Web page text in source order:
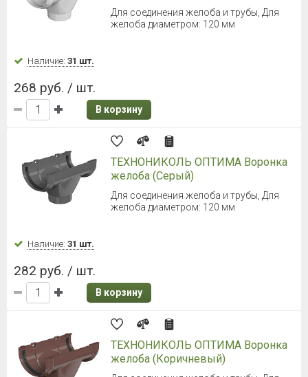
Для соединения желоба и трубы, Для
желоба диаметром: 120 мм
Наличие: 31 шт.
268 руб. / шт.
В корзину
ТЕХНОНИКОЛЬ ОПТИМА Воронка
желоба (Серый)
Для соединения желоба и трубы, Для
желоба диаметром: 120 мм
Наличие: 31 шт.
282 руб. / шт.
В корзину
ТЕХНОНИКОЛЬ ОПТИМА Воронка
желоба (Коричневый)